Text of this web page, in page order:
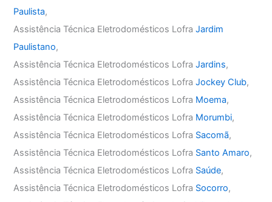
Paulista,
Assistência Técnica Eletrodomésticos LofraJardim
Paulistano,
Assistência Técnica Eletrodomésticos LofraJardins,
Assistência Técnica Eletrodomésticos LofraJockey Club,
Assistência Técnica Eletrodomésticos Lofra Moema,
Assistência Técnica Eletrodomésticos Lofra Morumbi,
Assistência Técnica Eletrodomésticos Lofra Sacomã,
Assistência Técnica Eletrodomésticos Lofra Santo Amaro,
Assistência Técnica Eletrodomésticos Lofra Saúde,
Assistência Técnica Eletrodomésticos Lofra Socorro,